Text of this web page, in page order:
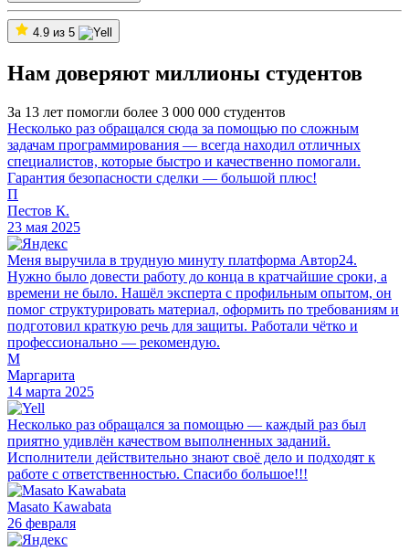
4.9 из 5
Нам доверяют миллионы студентов
За 13 лет помогли более 3 000 000 студентов
Несколько раз обращался сюда за помощью по сложным
задачам программирования — всегда находил отличных
специалистов, которые быстро и качественно помогали.
Гарантия безопасности сделки — большой плюс!
П
Пестов К.
23 мая 2025
Меня выручила в трудную минуту платформа Автор24.
Нужно было довести работу до конца в кратчайшие сроки, а
времени не было. Нашёл эксперта с профильным опытом, он
помог структурировать материал, оформить по требованиям и
подготовил краткую речь для защиты. Работали чётко и
профессионально — рекомендую.
М
Маргарита
14 марта 2025
Несколько раз обращался за помощью — каждый раз был
приятно удивлён качеством выполненных заданий.
Исполнители действительно знают своё дело и подходят к
работе с ответственностью. Спасибо большое!!!
Masato Kawabata
26 февраля